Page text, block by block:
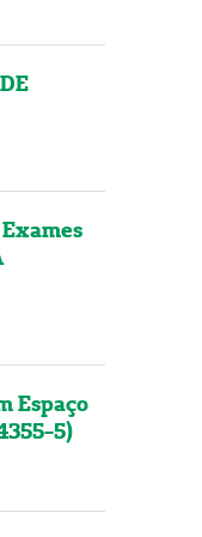
Espaço
5)